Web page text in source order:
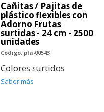
Cañitas / Pajitas de
plástico flexibles con
Adorno Frutas
surtidas - 24 cm - 2500
unidades
Código: pla-00543
Colores surtidos
Saber más